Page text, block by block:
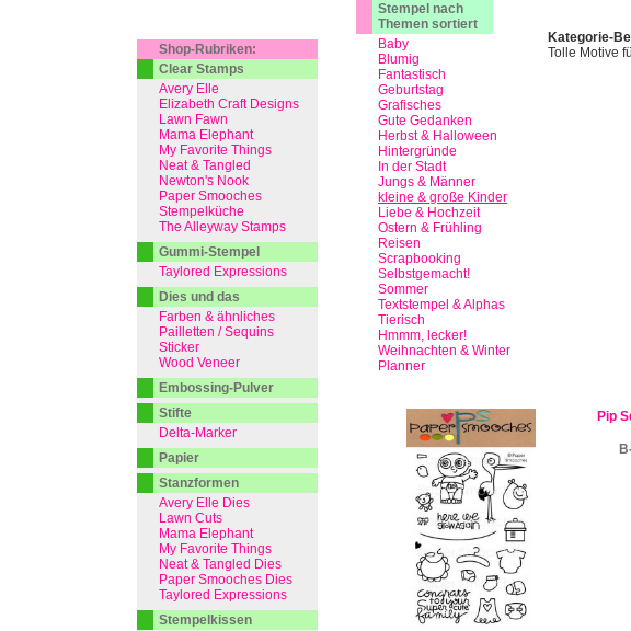
Stempel nach
Themen sortiert
Baby
Blumig
Fantastisch
Geburtstag
Grafisches
Gute Gedanken
Herbst & Halloween
Hintergründe
In der Stadt
Jungs & Männer
kleine & große Kinder
Liebe & Hochzeit
Ostern & Frühling
Reisen
Scrapbooking
Selbstgemacht!
Sommer
Textstempel & Alphas
Tierisch
Hmmm, lecker!
Weihnachten & Winter
Planner
Kategorie-
Tolle Motive
Pip
Shop-Rubriken:
Clear Stamps
Avery Elle
Elizabeth Craft Designs
Lawn Fawn
Mama Elephant
My Favorite Things
Neat & Tangled
Newton's Nook
Paper Smooches
Stempelküche
The Alleyway Stamps
Gummi-Stempel
Taylored Expressions
Dies und das
Farben & ähnliches
Pailletten / Sequins
Sticker
Wood Veneer
Embossing-Pulver
Stifte
Delta-Marker
Papier
Stanzformen
Avery Elle Dies
Lawn Cuts
Mama Elephant
My Favorite Things
Neat & Tangled Dies
Paper Smooches Dies
Taylored Expressions
Stempelkissen